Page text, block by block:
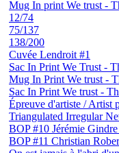
Mug In print We trust -
12/74
75/137
138/200
Cuvée Lendroit #1
Sac In Print We Trust -
Mug In Print We trust -
Sac In Print We trust -
Épreuve d'artiste / Artist
Triangulated Irregular
BOP #10 Jérémie
BOP #11 Christian